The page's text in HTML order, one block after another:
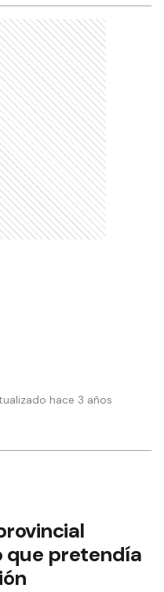
hace 3 años
que pretendía